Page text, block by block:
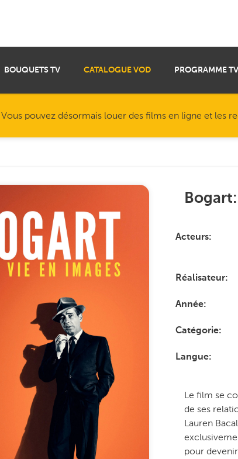
BOUQUETS TV CATALOGUE VOD PROGRAMME TV
pouvez désormais louer des films en ligne et les
Acteurs
Réalisateur
Année
Catégorie
Langue
Le film se
de ses
Lauren
pour